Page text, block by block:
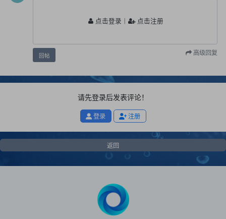
点击登录 丨 点击注册
回帖 高级回复
请先登录后发表评论！
登录 注册
返回